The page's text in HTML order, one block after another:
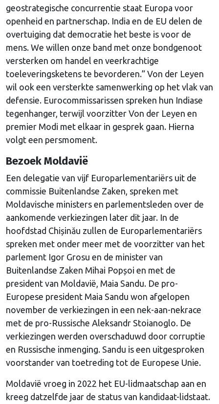
geostrategische concurrentie staat Europa voor
openheid en partnerschap. India en de EU delen de
overtuiging dat democratie het beste is voor de
mens. We willen onze band met onze bondgenoot
versterken om handel en veerkrachtige
toeleveringsketens te bevorderen.” Von der Leyen
wil ook een versterkte samenwerking op het vlak van
defensie. Eurocommissarissen spreken hun Indiase
tegenhanger, terwijl voorzitter Von der Leyen en
premier Modi met elkaar in gesprek gaan. Hierna
volgt een persmoment.
Bezoek Moldavië
Een delegatie van vijf Europarlementariërs uit de
commissie Buitenlandse Zaken, spreken met
Moldavische ministers en parlementsleden over de
aankomende verkiezingen later dit jaar. In de
hoofdstad Chișinău zullen de Europarlementariërs
spreken met onder meer met de voorzitter van het
parlement Igor Grosu en de minister van
Buitenlandse Zaken Mihai Popșoi en met de
president van Moldavië, Maia Sandu. De pro-
Europese president Maia Sandu won afgelopen
november de verkiezingen in een nek-aan-nekrace
met de pro-Russische Aleksandr Stoianoglo. De
verkiezingen werden overschaduwd door corruptie
en Russische inmenging. Sandu is een uitgesproken
voorstander van toetreding tot de Europese Unie.
Moldavië vroeg in 2022 het EU-lidmaatschap aan en
kreeg datzelfde jaar de status van kandidaat-lidstaat.